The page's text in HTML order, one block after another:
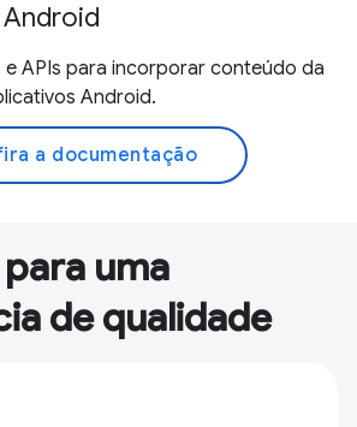
e APIs para incorporar conteúdo da
Android.
a documentação
uma
de qualidade